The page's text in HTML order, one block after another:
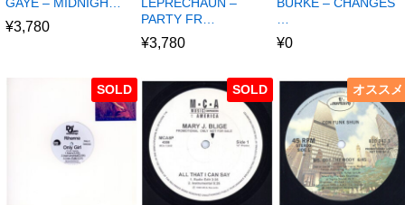
¥3,780
PARTY FR…
¥3,780 ¥0
SOLD SOLD オススメ